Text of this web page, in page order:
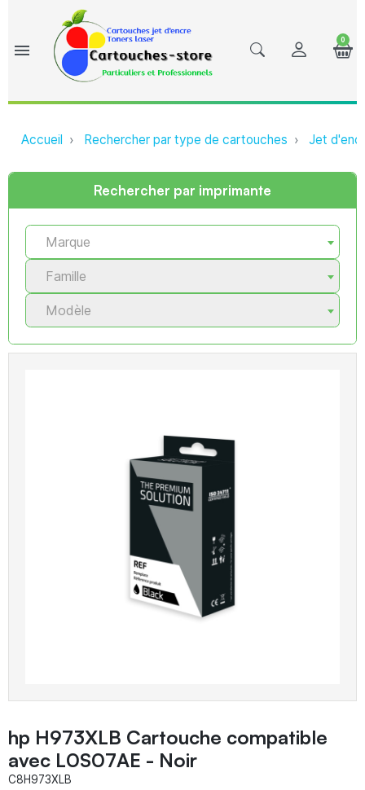
menu
0
Accueil Rechercher par type de cartouches Jet
Rechercher par imprimante
Marque
Famille
Modèle
hp H973XLB Cartouche compatible
avec L0S07AE - Noir
C8H973XLB